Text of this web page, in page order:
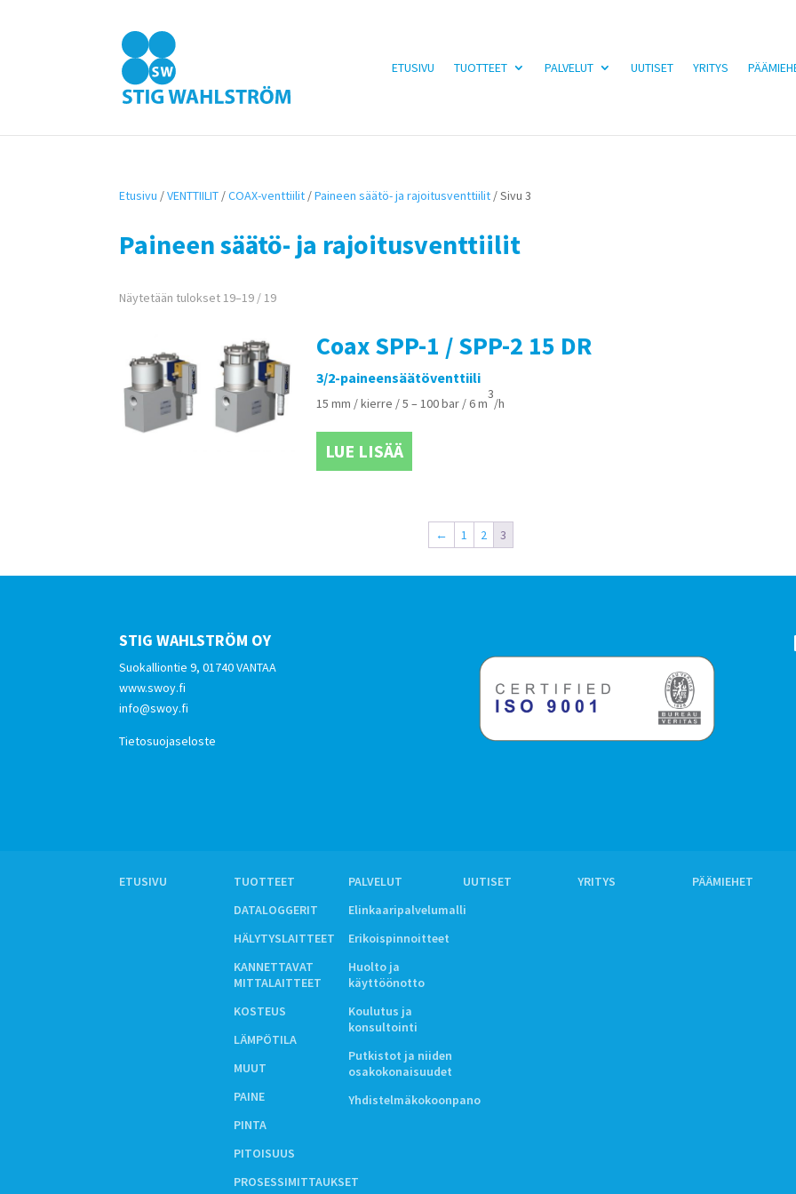
ETUSIVU TUOTTEET PALVELUT UUTISET YRITYS
Etusivu /VENTTIILIT /COAX-venttiilit /Paineen säätö- ja rajoitusventtiilit / Sivu 3
Paineen säätö- ja rajoitusventtiilit
Näytetään tulokset 19–19 / 19
Coax SPP-1 / SPP-2 15 DR
3/2-paineensäätöventtiili
15 mm / kierre / 5 – 100 bar / 6 m
3
/h
LUE LISÄÄ
← 1 2 3
STIG WAHLSTRÖM OY
Suokalliontie 9, 01740 VANTAA
www.swoy.fi
info@swoy.fi
Tietosuojaseloste
ETUSIVU
TUOTTEET
DATALOGGERIT
HÄLYTYSLAITTEET
KANNETTAVAT
MITTALAITTEET
KOSTEUS
LÄMPÖTILA
MUUT
PAINE
PINTA
PITOISUUS
PROSESSIMITTAUKSET
PALVELUT
Elinkaaripalvelumalli
Erikoispinnoitteet
Huolto ja
käyttöönotto
Koulutus ja
konsultointi
Putkistot ja niiden
osakokonaisuudet
Yhdistelmäkokoonpano
UUTISET YRITYS PÄÄMIEHET